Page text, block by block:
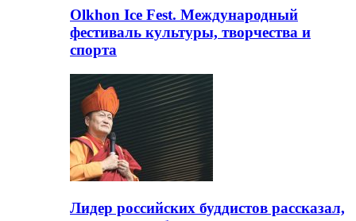
Olkhon Ice Fest. Международный
фестиваль культуры, творчества и
спорта
Лидер российских буддистов рассказал,